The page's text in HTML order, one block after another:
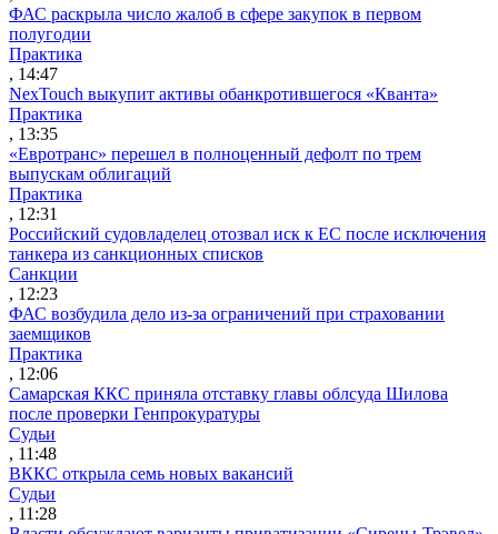
ФАС раскрыла число жалоб в сфере закупок в первом
полугодии
Практика
, 14:47
NexTouch выкупит активы обанкротившегося «Кванта»
Практика
, 13:35
«Евротранс» перешел в полноценный дефолт по трем
выпускам облигаций
Практика
, 12:31
Российский судовладелец отозвал иск к ЕС после исключения
танкера из санкционных списков
Санкции
, 12:23
ФАС возбудила дело из-за ограничений при страховании
заемщиков
Практика
, 12:06
Самарская ККС приняла отставку главы облсуда Шилова
после проверки Генпрокуратуры
Судьи
, 11:48
ВККС открыла семь новых вакансий
Судьи
, 11:28